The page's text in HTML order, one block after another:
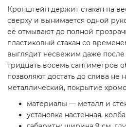
Кронштейн держит стакан на
сверху и вынимается одной
её отмывают до полной
пластиковый стакан со
выглядит несвежим даже после
тридцать восемь сантиметров
позволяют достать до слива не
металлический, покрытие
материалы — металл и
установка настенная,